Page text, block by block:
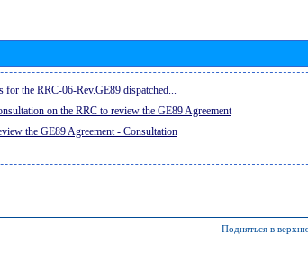
for the RRC-06-Rev.GE89 dispatched...
on the RRC to review the GE89 Agreement
the GE89 Agreement - Consultation
Подняться в